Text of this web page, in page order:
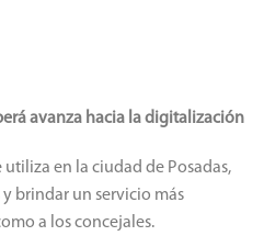
avanza hacia la digitalización
utiliza en la ciudad de Posadas,
brindar un servicio más
a los concejales.